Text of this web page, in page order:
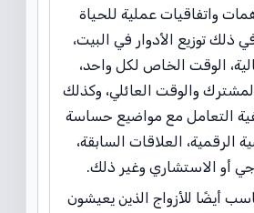
واتفاقيات عملية للحياة
ذلك توزيع الأدوار في البيت،
الوقت الخاص لكل واحد،
والوقت العائلي، وكذلك
التعامل مع مواضيع حساسة
الرقمية، العلاقات السابقة،
أو الاستشاري وغير ذلك.
أيضًا للأزواج الذين يعيشون